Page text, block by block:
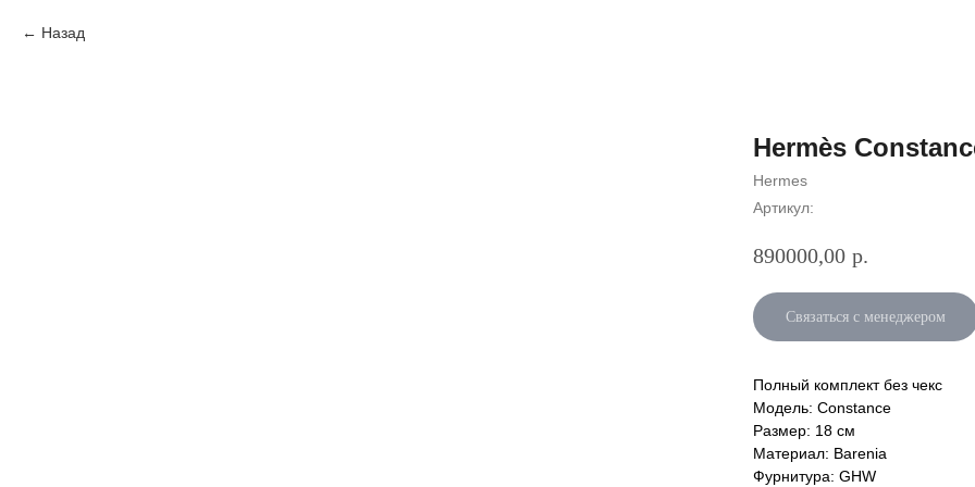
Назад
Hermès
Hermes
Артикул:
890000,00 р.
Связаться с менеджером
Полный комплект без чекс
Модель: Constance
Размер: 18 см
Материал: Barenia
Фурнитура: GHW